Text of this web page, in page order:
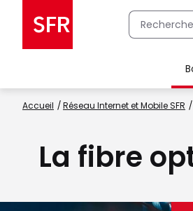
Accueil Réseau Internet et Mobile SFR
La fibre